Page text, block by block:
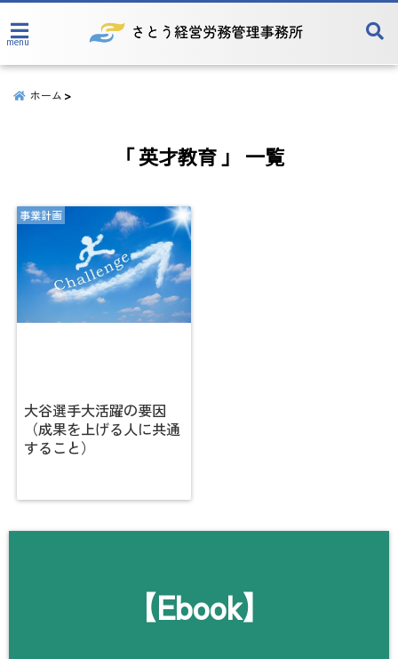
menu
ホーム
「 英才教育 」 一覧
事業計画
大谷選手大活躍の要因
（成果を上げる人に共通
すること）
【Ebook】